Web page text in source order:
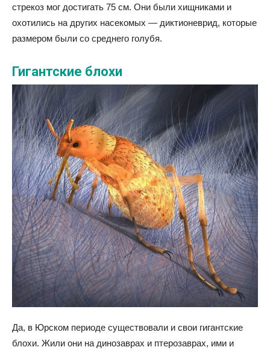
стрекоз мог достигать 75 см. Они были хищниками и
охотились на других насекомых — диктионеврид, которые
размером были со среднего голубя.
Гигантские блохи
Да, в Юрском периоде существовали и свои гигантские
блохи. Жили они на динозаврах и птерозаврах, ими и